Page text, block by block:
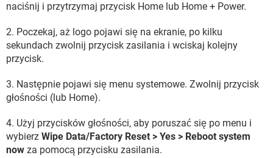
naciśnij i przytrzymaj przycisk Home lub Home + Power.
2. Poczekaj, aż logo pojawi się na ekranie, po kilku
sekundach zwolnij przycisk zasilania i wciskaj kolejny
przycisk.
3. Następnie pojawi się menu systemowe. Zwolnij przycisk
głośności (lub Home).
4. Użyj przycisków głośności, aby poruszać się po menu i
wybierz Wipe Data/Factory Reset > Yes > Reboot system
now za pomocą przycisku zasilania.